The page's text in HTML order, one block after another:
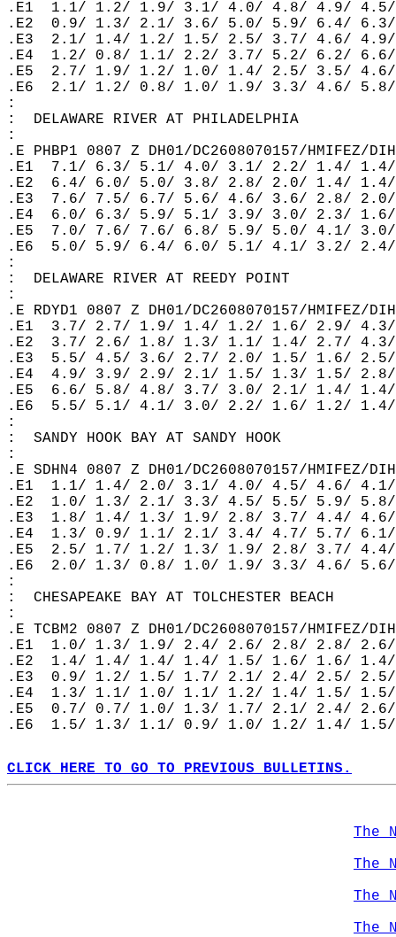
.E1  1.1/ 1.2/ 1.9/ 3.1/ 4.0/ 4.8/ 4.9/
.E2  0.9/ 1.3/ 2.1/ 3.6/ 5.0/ 5.9/ 6.4/
.E3  2.1/ 1.4/ 1.2/ 1.5/ 2.5/ 3.7/ 4.6/
.E4  1.2/ 0.8/ 1.1/ 2.2/ 3.7/ 5.2/ 6.2/
.E5  2.7/ 1.9/ 1.2/ 1.0/ 1.4/ 2.5/ 3.5/
.E6  2.1/ 1.2/ 0.8/ 1.0/ 1.9/ 3.3/ 4.6/
:
:  DELAWARE RIVER AT PHILADELPHIA
:
.E PHBP1 0807 Z DH01/DC2608070157/HMIFEZ/
.E1  7.1/ 6.3/ 5.1/ 4.0/ 3.1/ 2.2/ 1.4/
.E2  6.4/ 6.0/ 5.0/ 3.8/ 2.8/ 2.0/ 1.4/
.E3  7.6/ 7.5/ 6.7/ 5.6/ 4.6/ 3.6/ 2.8/
.E4  6.0/ 6.3/ 5.9/ 5.1/ 3.9/ 3.0/ 2.3/
.E5  7.0/ 7.6/ 7.6/ 6.8/ 5.9/ 5.0/ 4.1/
.E6  5.0/ 5.9/ 6.4/ 6.0/ 5.1/ 4.1/ 3.2/
:
:  DELAWARE RIVER AT REEDY POINT
:
.E RDYD1 0807 Z DH01/DC2608070157/HMIFEZ/
.E1  3.7/ 2.7/ 1.9/ 1.4/ 1.2/ 1.6/ 2.9/
.E2  3.7/ 2.6/ 1.8/ 1.3/ 1.1/ 1.4/ 2.7/
.E3  5.5/ 4.5/ 3.6/ 2.7/ 2.0/ 1.5/ 1.6/
.E4  4.9/ 3.9/ 2.9/ 2.1/ 1.5/ 1.3/ 1.5/
.E5  6.6/ 5.8/ 4.8/ 3.7/ 3.0/ 2.1/ 1.4/
.E6  5.5/ 5.1/ 4.1/ 3.0/ 2.2/ 1.6/ 1.2/
:
:  SANDY HOOK BAY AT SANDY HOOK
:
.E SDHN4 0807 Z DH01/DC2608070157/HMIFEZ/
.E1  1.1/ 1.4/ 2.0/ 3.1/ 4.0/ 4.5/ 4.6/
.E2  1.0/ 1.3/ 2.1/ 3.3/ 4.5/ 5.5/ 5.9/
.E3  1.8/ 1.4/ 1.3/ 1.9/ 2.8/ 3.7/ 4.4/
.E4  1.3/ 0.9/ 1.1/ 2.1/ 3.4/ 4.7/ 5.7/
.E5  2.5/ 1.7/ 1.2/ 1.3/ 1.9/ 2.8/ 3.7/
.E6  2.0/ 1.3/ 0.8/ 1.0/ 1.9/ 3.3/ 4.6/
:
:  CHESAPEAKE BAY AT TOLCHESTER BEACH
:
.E TCBM2 0807 Z DH01/DC2608070157/HMIFEZ/
.E1  1.0/ 1.3/ 1.9/ 2.4/ 2.6/ 2.8/ 2.8/
.E2  1.4/ 1.4/ 1.4/ 1.4/ 1.5/ 1.6/ 1.6/
.E3  0.9/ 1.2/ 1.5/ 1.7/ 2.1/ 2.4/ 2.5/
.E4  1.3/ 1.1/ 1.0/ 1.1/ 1.2/ 1.4/ 1.5/
.E5  0.7/ 0.7/ 1.0/ 1.3/ 1.7/ 2.1/ 2.4/
.E6  1.5/ 1.3/ 1.1/ 0.9/ 1.0/ 1.2/ 1.4/
CLICK HERE TO GO TO PREVIOUS BULLETINS.
The
The
The
The